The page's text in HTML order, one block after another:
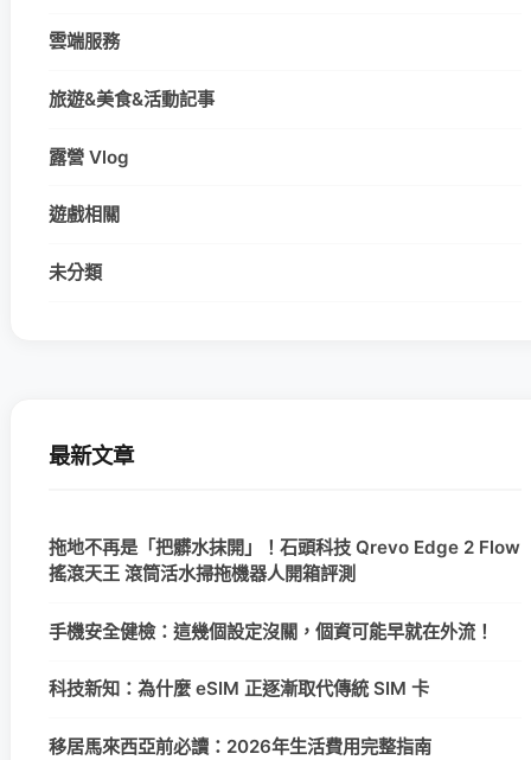
雲端服務
旅遊&美食&活動記事
露營 Vlog
遊戲相關
未分類
最新文章
拖地不再是「把髒水抹開」！石頭科技 Qrevo Edge 2 Flow
搖滾天王 滾筒活水掃拖機器人開箱評測
手機安全健檢：這幾個設定沒關，個資可能早就在外流！
科技新知：為什麼 eSIM 正逐漸取代傳統 SIM 卡
移居馬來西亞前必讀：2026年生活費用完整指南